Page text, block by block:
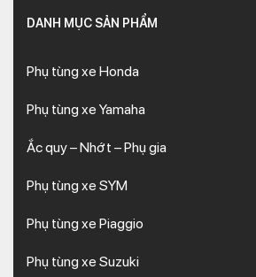
DANH MỤC SẢN PHẨM
Phụ tùng xe Honda
Phụ tùng xe Yamaha
Ắc quy – Nhớt – Phụ gia
Phụ tùng xe SYM
Phụ tùng xe Piaggio
Phụ tùng xe Suzuki